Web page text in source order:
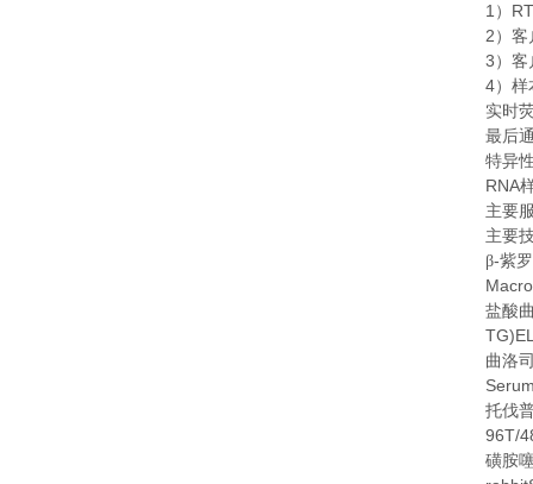
1 ）
2 ）
3 ）
4）
实时
最后
特异
RNA
主要
主要
β-紫
盐酸
曲洛
托伐
96T/
磺胺